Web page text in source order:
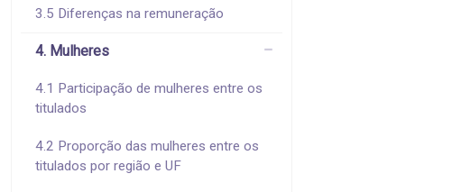
3.5 Diferenças na remuneração
4. Mulheres
4.1 Participação de mulheres entre os
titulados
4.2 Proporção das mulheres entre os
titulados por região e UF